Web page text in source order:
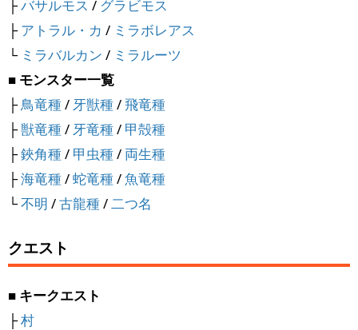
├バサルモス / グラビモス
├アトラル・カ / ミラボレアス
└ ミラバルカン / ミラルーツ
■ モンスター一覧
├鳥竜種/ 牙獣種/飛竜種
├獣竜種/ 牙竜種/ 甲殻種
├鋏角種/ 甲虫種/ 両生種
├海竜種/蛇竜種/魚竜種
└不明 /古龍種/二つ名
クエスト
■ キークエスト
├村